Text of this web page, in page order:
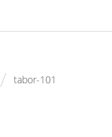
/ tabor-101